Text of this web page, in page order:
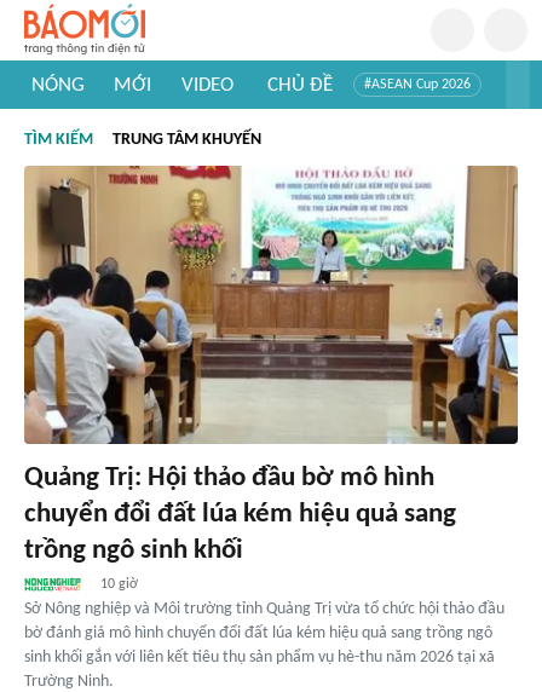
NÓNG MỚI VIDEO CHỦ ĐỀ #ASEAN Cup 2026
#Khám phá thế giới
TÌM KIẾM TRUNG TÂM KHUYẾN
Quảng Trị: Hội thảo đầu bờ mô hình
chuyển đổi đất lúa kém hiệu quả sang
trồng ngô sinh khối
10 giờ
Sở Nông nghiệp và Môi trường tỉnh Quảng Trị vừa tổ chức hội thảo đầu
bờ đánh giá mô hình chuyển đổi đất lúa kém hiệu quả sang trồng ngô
sinh khối gắn với liên kết tiêu thụ sản phẩm vụ hè-thu năm 2026 tại xã
Trường Ninh.